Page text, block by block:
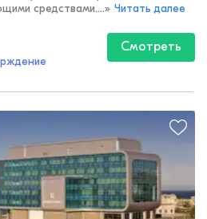
средствами....» Читать далее
Смотреть